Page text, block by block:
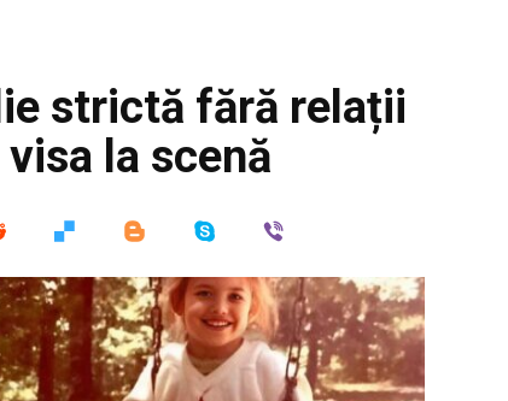
strictă fără relații
la scenă